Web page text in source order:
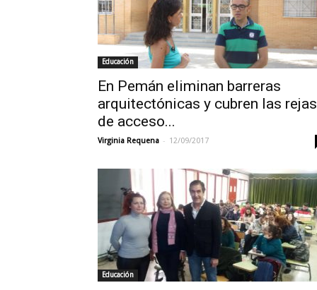
Educación
En Pemán eliminan barreras
arquitectónicas y cubren las rejas
de acceso...
Virginia Requena - 12/09/2017
Educación